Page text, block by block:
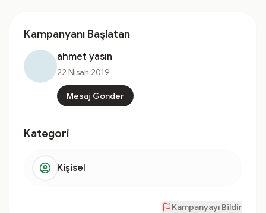
Kampanyanı Başlatan
ahmet yasın
22 Nisan 2019
Mesaj Gönder
Kategori
Kişisel
Kampanyayı Bildir